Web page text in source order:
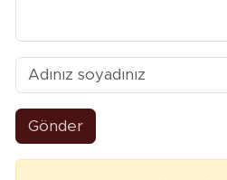
Gönder